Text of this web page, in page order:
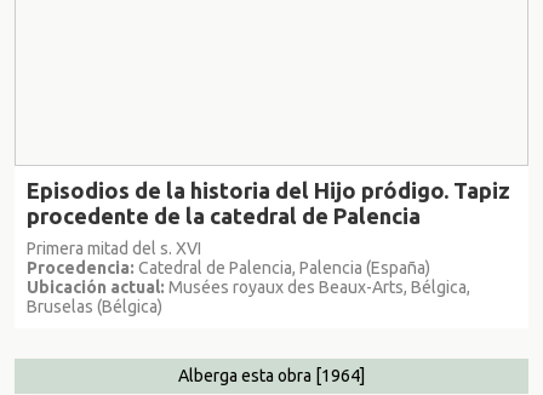
Episodios de la historia del Hijo pródigo. Tapiz
procedente de la catedral de Palencia
Primera mitad del s. XVI
Procedencia: Catedral de Palencia, Palencia (España)
Ubicación actual: Musées royaux des Beaux-Arts, Bélgica,
Bruselas (Bélgica)
Alberga esta obra [1964]